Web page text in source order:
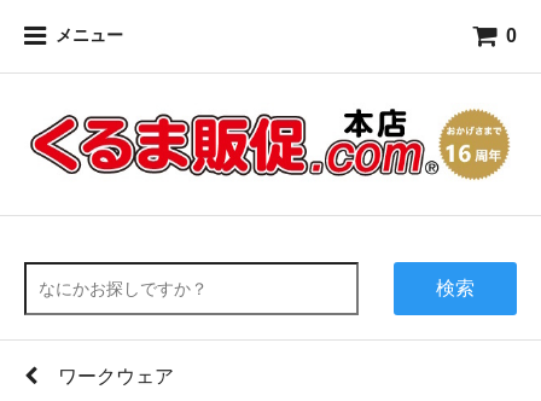
メニュー 0
検索
ワークウェア